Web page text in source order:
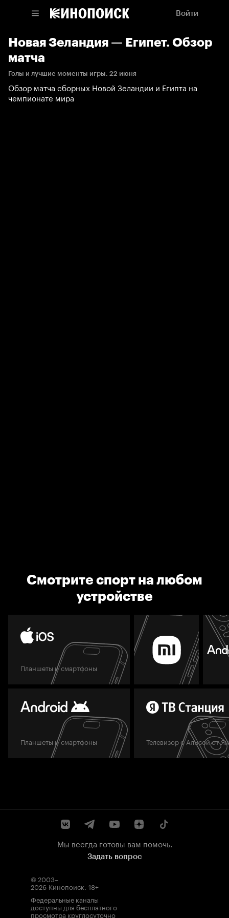
Войти
Новая Зеландия — Египет. Обзор
матча
Голы и лучшие моменты игры. 22 июня
Обзор матча сборных Новой Зеландии и Египта на
чемпионате мира
Смотрите спорт на любом
устройстве
Планшеты и смартфоны
Планшеты и смартфоны Телевизор с Алисой от
Мы всегда готовы вам помочь.
Задать вопрос
© 2003–
2026 Кинопоиск. 18+
Федеральные каналы
доступны для бесплатного
просмотра круглосуточно